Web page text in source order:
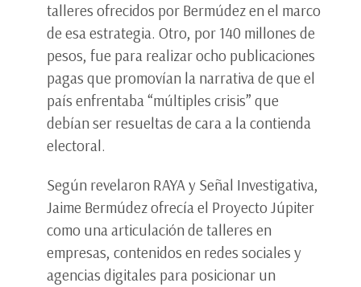
talleres ofrecidos por Bermúdez en el marco
de esa estrategia. Otro, por 140 millones de
pesos, fue para realizar ocho publicaciones
pagas que promovían la narrativa de que el
país enfrentaba “múltiples crisis” que
debían ser resueltas de cara a la contienda
electoral.
Según revelaron RAYA y Señal Investigativa,
Jaime Bermúdez ofrecía el Proyecto Júpiter
como una articulación de talleres en
empresas, contenidos en redes sociales y
agencias digitales para posicionar un